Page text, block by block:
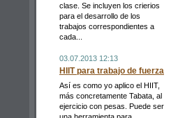
clase. Se incluyen los crierios
para el desarrollo de los
trabajos correspondientes a
cada...
03.07.2013 12:13
HIIT para trabajo de fuerza
Así es como yo aplico el HIIT,
más concretamente Tabata, al
ejercicio con pesas. Puede ser